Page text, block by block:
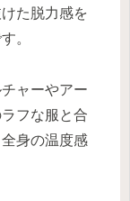
た脱力感を
。
ャーやアー
フな服と合
身の温度感